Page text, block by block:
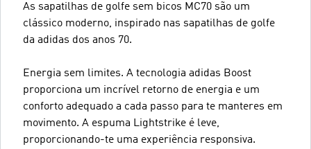
As sapatilhas de golfe sem bicos MC70 são um
clássico moderno, inspirado nas sapatilhas de golfe
da adidas dos anos 70.
Energia sem limites. A tecnologia adidas Boost
proporciona um incrível retorno de energia e um
conforto adequado a cada passo para te manteres em
movimento. A espuma Lightstrike é leve,
proporcionando-te uma experiência responsiva.